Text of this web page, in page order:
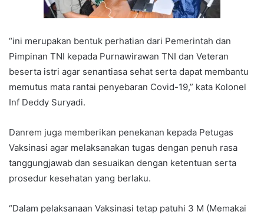
“ini merupakan bentuk perhatian dari Pemerintah dan
Pimpinan TNI kepada Purnawirawan TNI dan Veteran
beserta istri agar senantiasa sehat serta dapat membantu
memutus mata rantai penyebaran Covid-19,” kata Kolonel
Inf Deddy Suryadi.
Danrem juga memberikan penekanan kepada Petugas
Vaksinasi agar melaksanakan tugas dengan penuh rasa
tanggungjawab dan sesuaikan dengan ketentuan serta
prosedur kesehatan yang berlaku.
“Dalam pelaksanaan Vaksinasi tetap patuhi 3 M (Memakai